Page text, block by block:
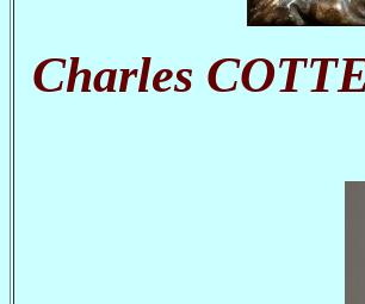
Charles